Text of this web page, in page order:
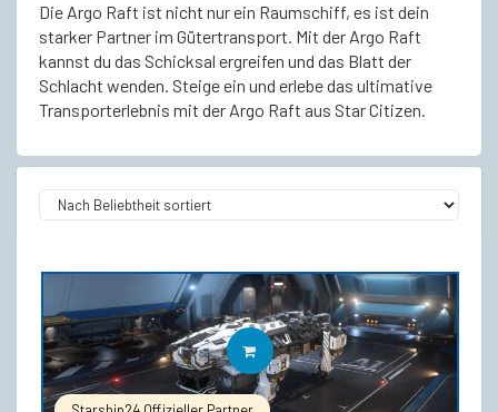
Die Argo Raft ist nicht nur ein Raumschiff, es ist dein
starker Partner im Gütertransport. Mit der Argo Raft
kannst du das Schicksal ergreifen und das Blatt der
Schlacht wenden. Steige ein und erlebe das ultimative
Transporterlebnis mit der Argo Raft aus Star Citizen.
IN DEN WARENKORB